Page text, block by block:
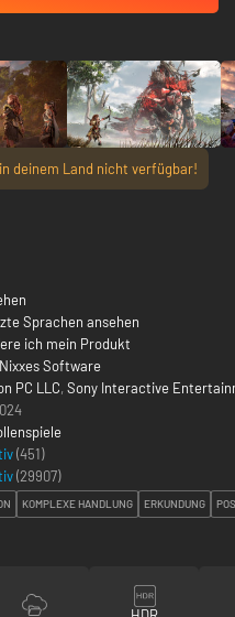
deinem Land nicht verfügbar!
Sprachen ansehen
ich mein Produkt
Nixxes Software
PC LLC, Sony Interactive
(451)
(29907)
KOMPLEXE HANDLUNG ERKUNDUNG